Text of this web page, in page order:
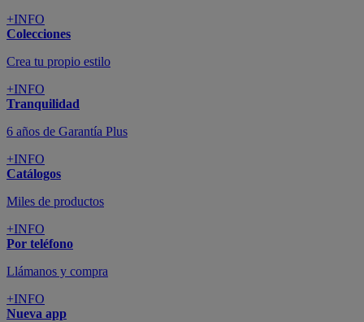
+INFO
Colecciones
Crea tu propio estilo
+INFO
Tranquilidad
6 años de Garantía Plus
+INFO
Catálogos
Miles de productos
+INFO
Por teléfono
Llámanos y compra
+INFO
Nueva app